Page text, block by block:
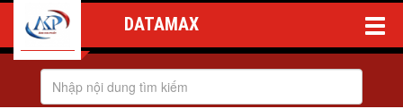
Toggle
DATAMAX